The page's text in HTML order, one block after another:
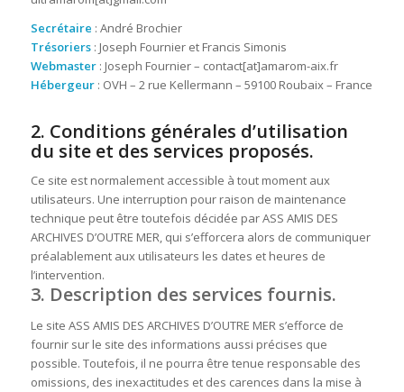
Secrétaire : André Brochier
Trésoriers: Joseph Fournier et Francis Simonis
Webmaster: Joseph Fournier – contact[at]amarom-aix.fr
Hébergeur: OVH – 2 rue Kellermann – 59100 Roubaix – France
2. Conditions générales d’utilisation
du site et des services proposés.
Ce site est normalement accessible à tout moment aux
utilisateurs. Une interruption pour raison de maintenance
technique peut être toutefois décidée par ASS AMIS DES
ARCHIVES D’OUTRE MER, qui s’efforcera alors de communiquer
préalablement aux utilisateurs les dates et heures de
l’intervention.
3. Description des services fournis.
Le site ASS AMIS DES ARCHIVES D’OUTRE MER s’efforce de
fournir sur le site des informations aussi précises que
possible. Toutefois, il ne pourra être tenue responsable des
omissions, des inexactitudes et des carences dans la mise à